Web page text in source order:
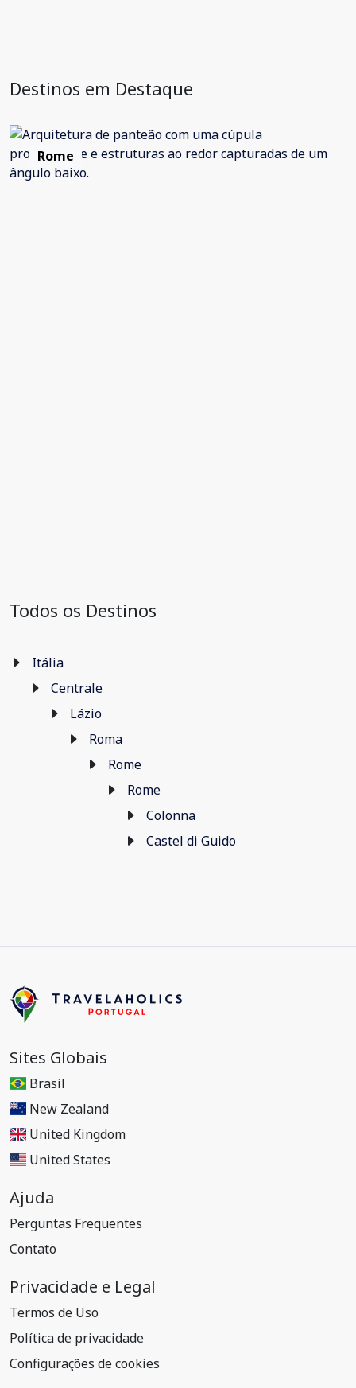
Destinos em Destaque
Rome
Todos os Destinos
Itália
Centrale
Lázio
Roma
Rome
Rome
Colonna
Castel di Guido
Sites Globais
Brasil
New Zealand
United Kingdom
United States
Ajuda
Perguntas Frequentes
Contato
Privacidade e Legal
Termos de Uso
Política de privacidade
Configurações de cookies